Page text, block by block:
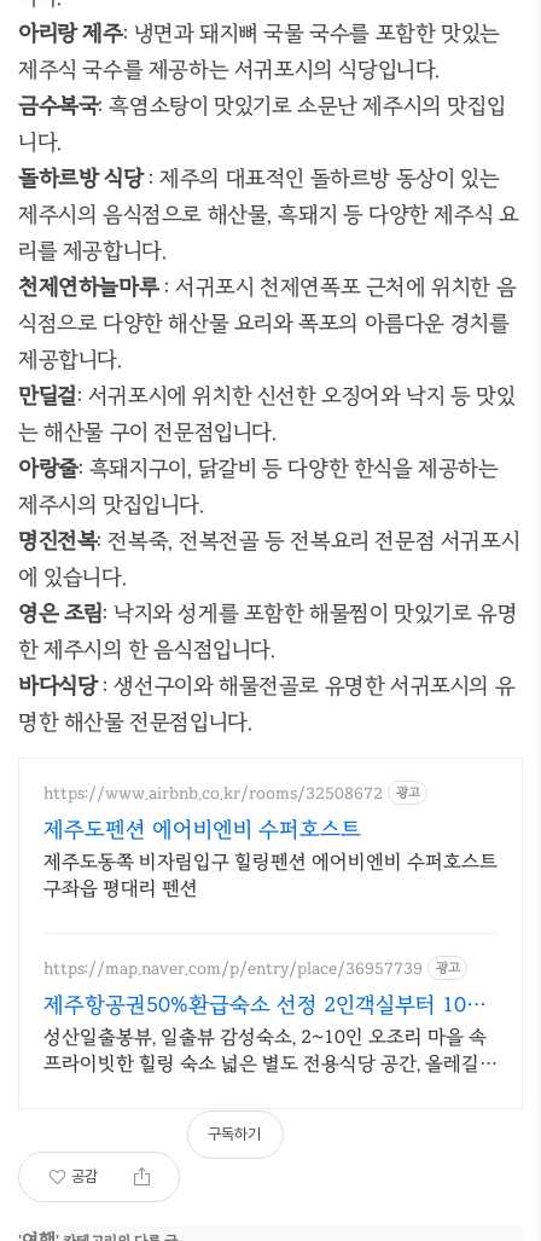
아리랑 제주: 냉면과 돼지뼈 국물 국수를 포함한 맛있는
제주식 국수를 제공하는 서귀포시의 식당입니다.
금수복국:흑염소탕이 맛있기로 소문난 제주시의 맛집입
니다.
돌하르방 식당:제주의 대표적인 돌하르방 동상이 있는
제주시의 음식점으로 해산물,흑돼지 등 다양한 제주식 요
리를 제공합니다.
천제연하늘마루:서귀포시 천제연폭포 근처에 위치한 음
식점으로 다양한 해산물 요리와 폭포의 아름다운 경치를
제공합니다.
만딜걸: 서귀포시에 위치한 신선한 오징어와 낙지 등 맛있
는 해산물 구이 전문점입니다.
아랑줄: 흑돼지구이, 닭갈비 등 다양한 한식을 제공하는
제주시의 맛집입니다.
명진전복: 전복죽, 전복전골 등 전복요리 전문점 서귀포시
에 있습니다.
영은 조림: 낙지와 성게를 포함한 해물찜이 맛있기로 유명
한 제주시의 한 음식점입니다.
바다식당:생선구이와 해물전골로 유명한 서귀포시의 유
명한 해산물 전문점입니다.
https://www.airbnb.co.kr/rooms/32508672 광고
제주도펜션 에어비엔비 수퍼호스트
제주도동쪽 비자림입구 힐링펜션 에어비엔비 수퍼호스트
구좌읍 평대리 펜션
https://map.naver.com/p/entry/place/36957739 광고
제주항공권50%환급숙소 선정 2인객실부터 10인
객실 구성
성산일출봉뷰, 일출뷰 감성숙소, 2~10인 오조리 마을 속
프라이빗한 힐링 숙소 넓은 별도 전용식당 공간, 올레길2
공감
구독하기